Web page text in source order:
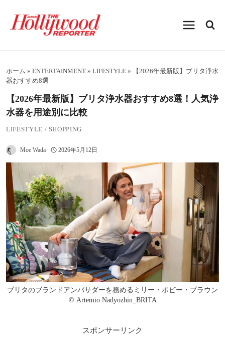
プホーム » ENTERTAINMENT » LIFESTYLE »
【2026年最新版】ブリタ浄水
器おすすめ8選
【2026年最新版】ブリタ浄水器おすすめ8選！人気浄
水器を用途別に比較
LIFESTYLE / SHOPPING
Moe Wada 2026年5月12日
ブリタのブランドアンバサダーを務めるミリー・ボビー・ブラウン
© Artemio Nadyozhin_BRITA
スポンサーリンク